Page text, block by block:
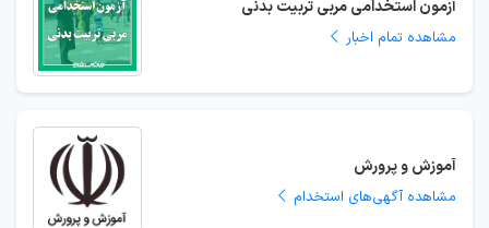
آزمون استخدامی مربی تربیت بدنی
مشاهده تمام اخبار
آموزش و پرورش
مشاهده آگهی‌های استخدام